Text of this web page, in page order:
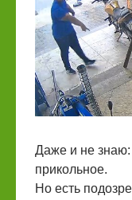
Даже и не
прикольное.
Но есть